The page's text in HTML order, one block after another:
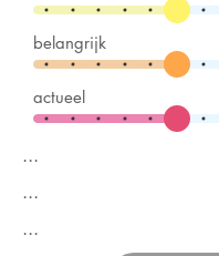
belangrijk
actueel
...
...
...